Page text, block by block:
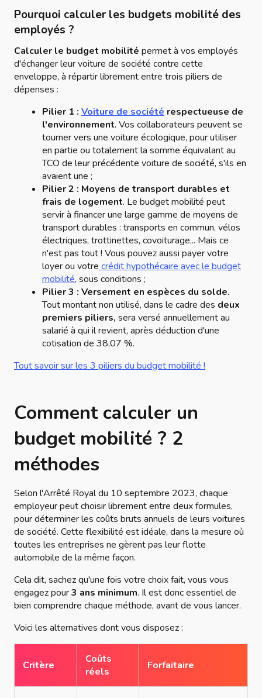
Pourquoi calculer les budgets mobilité des
employés ?
Calculer le budget mobilité permet à vos employés
d'échanger leur voiture de société contre cette
enveloppe, à répartir librement entre trois piliers de
dépenses :
Pilier 1 : Voiture de société respectueuse de
l'environnement. Vos collaborateurs peuvent se
tourner vers une voiture écologique, pour utiliser
en partie ou totalement la somme équivalant au
TCO de leur précédente voiture de société, s'ils en
avaient une ;
Pilier 2 : Moyens de transport durables et
frais de logement. Le budget mobilité peut
servir à financer une large gamme de moyens de
transport durables : transports en commun, vélos
électriques, trottinettes, covoiturage,.. Mais ce
n'est pas tout ! Vous pouvez aussi payer votre
loyer ou votre crédit hypothécaire avec le budget
mobilité, sous conditions ;
Pilier 3 : Versement en espèces du solde.
Tout montant non utilisé, dans le cadre des deux
premiers piliers, sera versé annuellement au
salarié à qui il revient, après déduction d'une
cotisation de 38,07 %.
Tout savoir sur les 3 piliers du budget mobilité !
Comment calculer un
budget mobilité ? 2
méthodes
Selon l'Arrêté Royal du 10 septembre 2023, chaque
employeur peut choisir librement entre deux formules,
pour déterminer les coûts bruts annuels de leurs voitures
de société. Cette flexibilité est idéale, dans la mesure où
toutes les entreprises ne gèrent pas leur flotte
automobile de la même façon.
Cela dit, sachez qu'une fois votre choix fait, vous vous
engagez pour3 ans minimum. Il est donc essentiel de
bien comprendre chaque méthode, avant de vous lancer.
Voici les alternatives dont vous disposez :
Critère
Coûts
réels
Forfaitaire